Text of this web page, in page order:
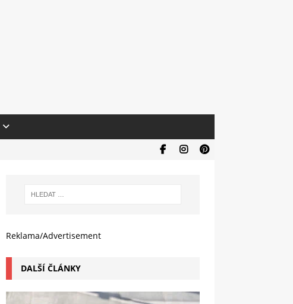
Reklama/Advertisement
DALŠÍ ČLÁNKY